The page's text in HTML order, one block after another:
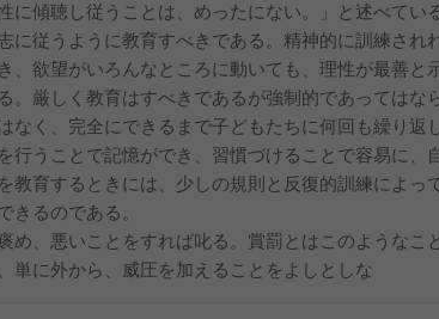
に傾聴し従うことは、めったにない。」と述べてい
に従うように教育すべきである。精神的に訓練され
、欲望がいろんなところに動いても、理性が最善と
。厳しく教育はすべきであるが強制的であってはな
なく、完全にできるまで子どもたちに何回も繰り返
行うことで記憶ができ、習慣づけることで容易に、
教育するときには、少しの規則と反復的訓練によっ
きるのである。
め、悪いことをすれば叱る。賞罰とはこのようなこ
単に外から、威圧を加えることをよしとしな